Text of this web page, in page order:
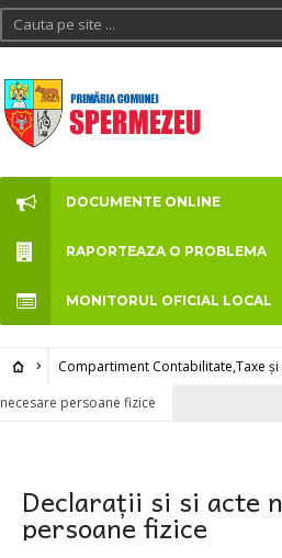
DOCUMENTE ONLINE
RAPORTEAZA O PROBLEMA
MONITORUL OFICIAL LOCAL
Compartiment Contabilitate,Taxe
necesare persoane fizice
Declarații si si acte
persoane fizice